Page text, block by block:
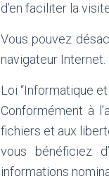
d’en faciliter la
Vous pouvez
navigateur Internet.
Loi “Informatique
Conformément à
fichiers et aux
vous bénéficiez
informations